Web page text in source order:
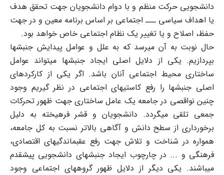
دانشجویی حرکت منظم و با دوام دانشجویان جهت تحقق هدف
یا اهداف سیاسی ـــ اجتماعی بر اساس برنامه معین و در جهت
حفظ، اصلاح و یا تغییر یک نظام اجتماعی خاص خواهد بود.
حال نوبت به آن می‏رسد که به علل و عوامل پیدایش جنبشها
بپردازیم. یکی از دلایل اصلی ایجاد جنبشها می‏تواند عوامل
ساختاری محیط اجتماعی آنان باشد. اگر یکی از کارکردهای
اصلی جنبشها را رفع کاستیهای اجتماعی در نظر گیریم وجود
چنین نواقصی در جامعه یک عامل ساختاری جهت ظهور تحرکات
جمعی تلقی می‏گردد. دانشجویان و قشر فرهیخته به دلیل
برخورداری از سطح دانش و آگاهی بالاتر نسبت به کل جامعه،
همواره در شناخت و تلاش جهت رفع عقب‏ماندگیهای اقتصادی،
فرهنگی و ... در چارچوب ایجاد جنبشهای دانشجویی پیش‏قدم
می‏باشند. یکی دیگر از دلایل ظهور گروه‏های اجتماعی وجود